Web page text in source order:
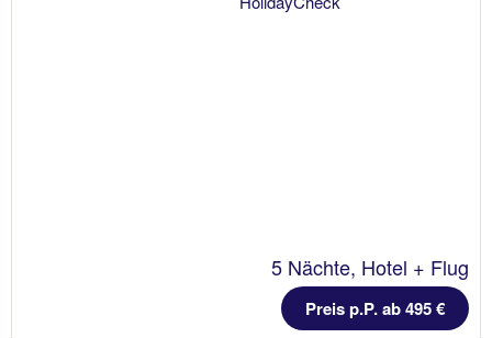
5 Nächte, Hotel + Flug
Preis p.P. ab 495 €